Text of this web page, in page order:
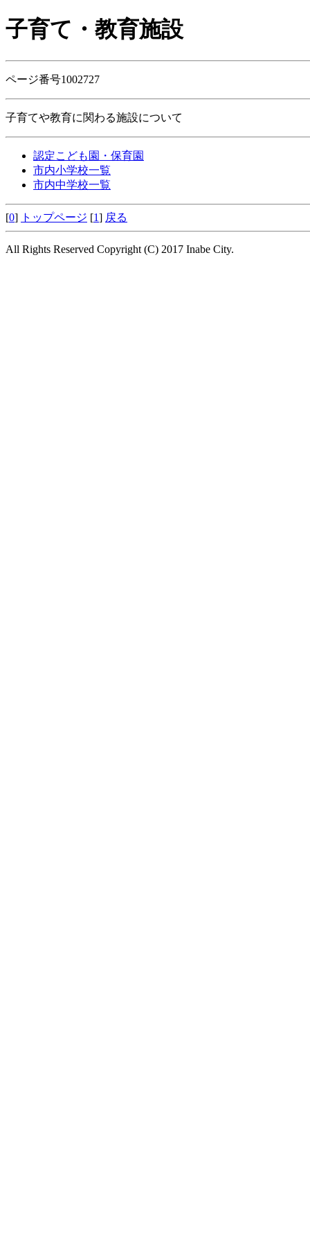
子育て・教育施設
ページ番号1002727
子育てや教育に関わる施設について
認定こども園・保育園
市内小学校一覧
市内中学校一覧
[0] トップページ [1] 戻る
All Rights Reserved Copyright (C) 2017 Inabe City.